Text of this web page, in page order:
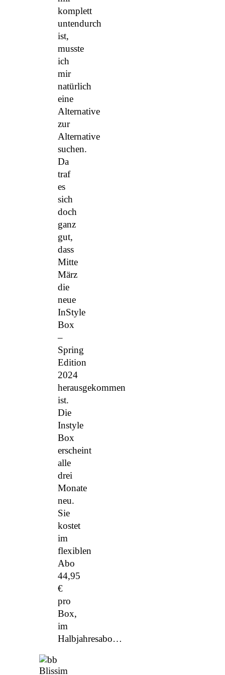
komplett
untendurch
ist,
musste
ich
mir
natürlich
eine
Alternative
zur
Alternative
suchen.
Da
traf
es
sich
doch
ganz
gut,
dass
Mitte
März
die
neue
InStyle
Box
–
Spring
Edition
2024
herausgekommen
ist.
Die
Instyle
Box
erscheint
alle
drei
Monate
neu.
Sie
kostet
im
flexiblen
Abo
44,95
€
pro
Box,
im
Halbjahresabo…